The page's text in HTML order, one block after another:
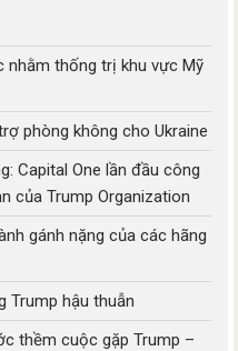
nhằm thống trị khu vực Mỹ
phòng không cho Ukraine
Capital One lần đầu công
của Trump Organization
gánh nặng của các hãng
Trump hậu thuẫn
thềm cuộc gặp Trump –